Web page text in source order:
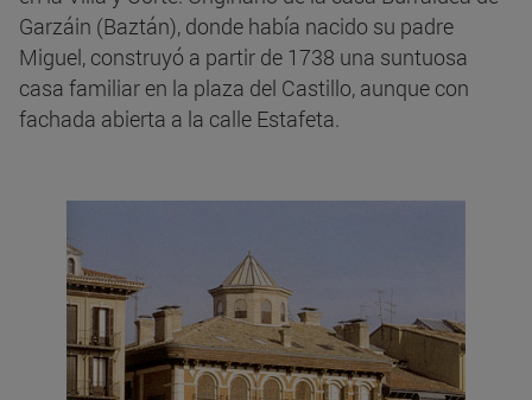
Garzáin (Baztán), donde había nacido su padre
Miguel, construyó a partir de 1738 una suntuosa
casa familiar en la plaza del Castillo, aunque con
fachada abierta a la calle Estafeta.